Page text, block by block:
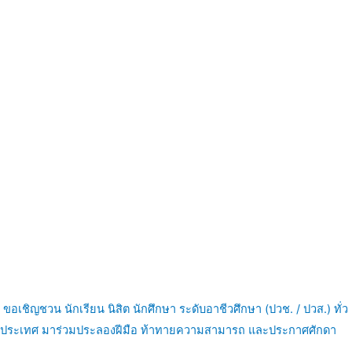
ขอเชิญชวน นักเรียน นิสิต นักศึกษา ระดับอาชีวศึกษา (ปวช. / ปวส.) ทั่ว
ประเทศ มาร่วมประลองฝีมือ ท้าทายความสามารถ และประกาศศักดา